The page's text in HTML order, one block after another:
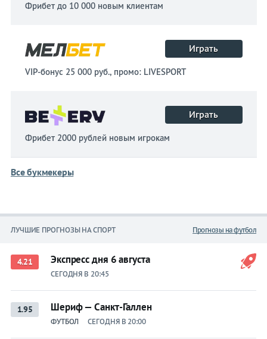
Фрибет до 10 000 новым клиентам
Играть
VIP-бонус 25 000 руб., промо: LIVESPORT
Играть
Фрибет 2000 рублей новым игрокам
Все букмекеры
ЛУЧШИЕ ПРОГНОЗЫ НА СПОРТ Прогнозы на футбол
4.21 Экспресс дня 6 августа
СЕГОДНЯ В 20:45
1.95 Шериф — Санкт-Галлен
ФУТБОЛ СЕГОДНЯ В 20:00